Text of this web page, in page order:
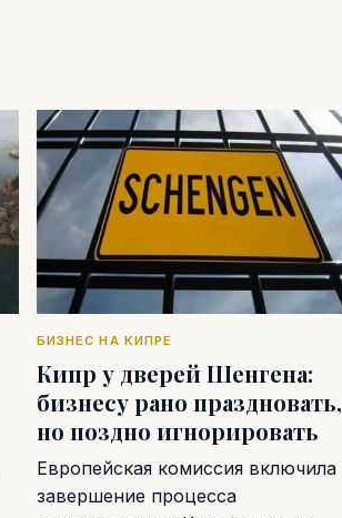
БИЗНЕС НА КИПРЕ
Кипр у дверей Шенгена:
бизнесу рано праздновать,
но поздно игнорировать
Европейская комиссия включила
завершение процесса